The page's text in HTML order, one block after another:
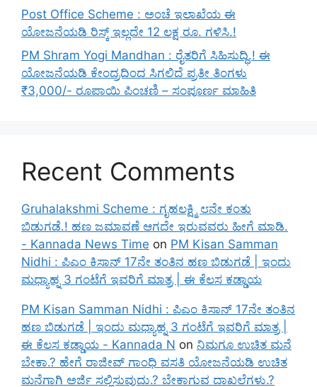
Post Office Scheme : ಅಂಚೆ ಇಲಾಖೆಯ ಈ
ಯೋಜನೆಯಡಿ ರಿಸ್ಕ್‌ ಇಲ್ಲದೇ 12 ಲಕ್ಷ ರೂ. ಗಳಿಸಿ.!
PM Shram Yogi Mandhan : ರೈತರಿಗೆ ಸಿಹಿಸುದ್ಧಿ.! ಈ
ಯೋಜನೆಯಡಿ ಕೇಂದ್ರದಿಂದ ಸಿಗಲಿದೆ ಪ್ರತೀ ತಿಂಗಳು
₹3,000/- ರೂಪಾಯಿ ಪಿಂಚಣಿ – ಸಂಪೂರ್ಣ ಮಾಹಿತಿ
Recent Comments
Gruhalakshmi Scheme : ಗೃಹಲಕ್ಷ್ಮಿ ೮ನೇ ಕಂತು
ಬಿಡುಗಡೆ.! ಹಣ ಜಮಾವಣೆ ಆಗದೇ ಇರುವವರು ಹೀಗೆ ಮಾಡಿ.
- Kannada News Time on PM Kisan Samman
Nidhi : ಪಿಎಂ ಕಿಸಾನ್ 17ನೇ ತಂತಿನ ಹಣ ಬಿಡುಗಡೆ | ಇಂದು
ಮಧ್ಯಾಹ್ನ 3 ಗಂಟೆಗೆ ಇವರಿಗೆ ಮಾತ್ರ | ಈ ಕೆಲಸ ಕಡ್ಡಾಯ
PM Kisan Samman Nidhi : ಪಿಎಂ ಕಿಸಾನ್ 17ನೇ ತಂತಿನ
ಹಣ ಬಿಡುಗಡೆ | ಇಂದು ಮಧ್ಯಾಹ್ನ 3 ಗಂಟೆಗೆ ಇವರಿಗೆ ಮಾತ್ರ |
ಈ ಕೆಲಸ ಕಡ್ಡಾಯ - Kannada N on ನಿಮಗೂ ಉಚಿತ ಮನೆ
ಬೇಕಾ.? ಹೇಗೆ ರಾಜೀವ್ ಗಾಂಧಿ ವಸತಿ ಯೋಜನೆಯಡಿ ಉಚಿತ
ಮನೆಗಾಗಿ ಅರ್ಜಿ ಸಲ್ಲಿಸುವುದು.? ಬೇಕಾಗುವ ದಾಖಲೆಗಳು.?